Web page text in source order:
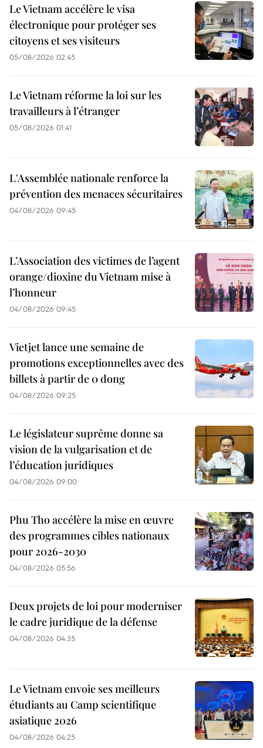
Le Vietnam accélère le visa
électronique pour protéger ses
citoyens et ses visiteurs
05/08/2026 02:45
Le Vietnam réforme la loi sur les
travailleurs à l’étranger
05/08/2026 01:41
L'Assemblée nationale renforce la
prévention des menaces sécuritaires
04/08/2026 09:45
L’Association des victimes de l’agent
orange/dioxine du Vietnam mise à
l’honneur
04/08/2026 09:45
Vietjet lance une semaine de
promotions exceptionnelles avec des
billets à partir de 0 dong
04/08/2026 09:25
Le législateur suprême donne sa
vision de la vulgarisation et de
l’éducation juridiques
04/08/2026 09:00
Phu Tho accélère la mise en œuvre
des programmes cibles nationaux
pour 2026-2030
04/08/2026 05:56
Deux projets de loi pour moderniser
le cadre juridique de la défense
04/08/2026 04:35
Le Vietnam envoie ses meilleurs
étudiants au Camp scientifique
asiatique 2026
04/08/2026 04:25